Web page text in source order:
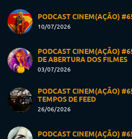
PODCAST CINEM(AÇÃO)
10/07/2026
PODCAST CINEM(AÇÃO)
DE ABERTURA DOS FILMES
03/07/2026
PODCAST CINEM(AÇÃO)
TEMPOS DE FEED
26/06/2026
PODCAST CINEM(AÇÃO)